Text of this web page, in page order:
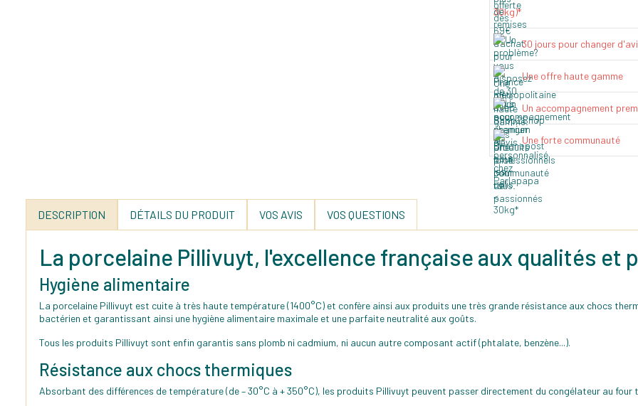
30kg)*
30 jours pour changer
Une offre haute gamme
Un accompagnement
Une forte communauté
DESCRIPTION DÉTAILS DU PRODUIT VOS AVIS VOS QUESTIONS
La porcelaine Pillivuyt, l'excellence française aux qualités
Hygiène alimentaire
La porcelaine Pillivuyt est cuite à très haute température (1400°C) et confère ainsi aux produits une très grande résistance aux chocs
bactérien et garantissant ainsi une hygiène alimentaire maximale et une parfaite neutralité aux goûts.
Tous les produits Pillivuyt sont enfin garantis sans plomb ni cadmium, ni aucun autre composant actif (phtalate, benzène...).
Résistance aux chocs thermiques
Absorbant des différences de température (de – 30°C à + 350°C), les produits Pillivuyt peuvent passer directement du congélateur au